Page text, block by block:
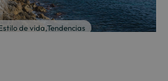
de vida,Tendencias